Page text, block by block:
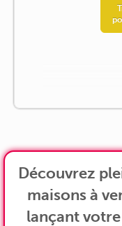
Découvrez
maisons à
lançant